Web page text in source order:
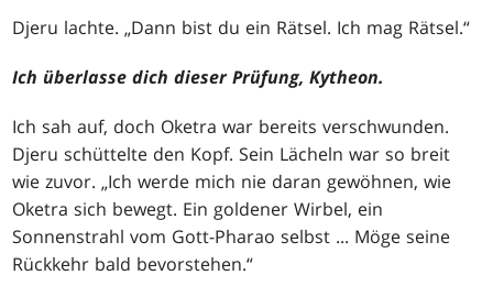
Djeru lachte. „Dann bist du ein Rätsel. Ich mag Rätsel.“
Ich überlasse dich dieser Prüfung, Kytheon.
Ich sah auf, doch Oketra war bereits verschwunden.
Djeru schüttelte den Kopf. Sein Lächeln war so breit
wie zuvor. „Ich werde mich nie daran gewöhnen, wie
Oketra sich bewegt. Ein goldener Wirbel, ein
Sonnenstrahl vom Gott-Pharao selbst ... Möge seine
Rückkehr bald bevorstehen.“